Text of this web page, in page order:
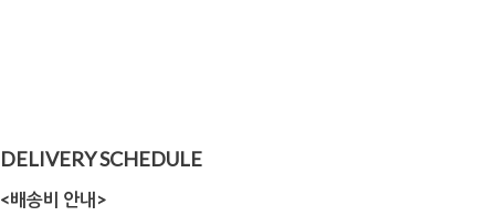
DELIVERY SCHEDULE
<배송비 안내>